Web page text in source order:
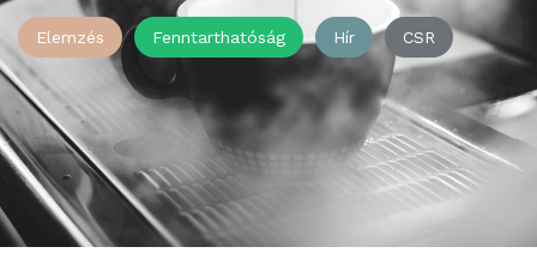
Elemzés Fenntarthatóság Hír CSR